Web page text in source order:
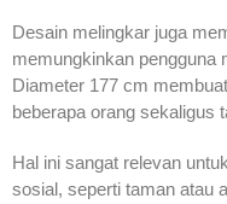
Desain melingkar juga
memungkinkan pengguna
Diameter 177 cm
beberapa orang sekaligus
Hal ini sangat relevan
sosial, seperti taman atau